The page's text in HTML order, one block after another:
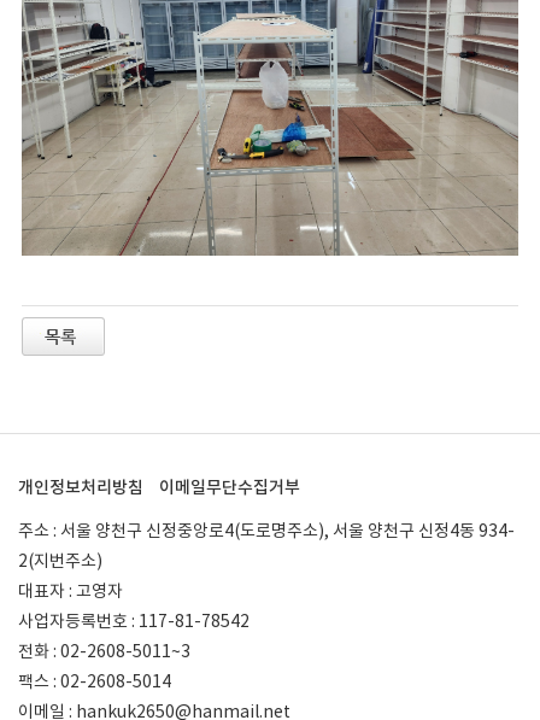
개인정보처리방침
이메일무단수집거부
주소 : 서울 양천구 신정중앙로4(도로명주소), 서울 양천구 신정4동 934-
2(지번주소)
대표자 : 고영자
사업자등록번호 : 117-81-78542
전화 : 02-2608-5011~3
팩스 : 02-2608-5014
이메일 : hankuk2650@hanmail.net